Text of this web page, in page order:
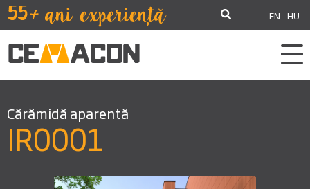
EN HU
Cărămidă aparentă
IR0001